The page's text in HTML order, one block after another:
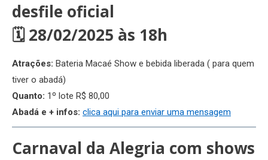
desfile oficial
🗓 28/02/2025 às 18h
Atrações: Bateria Macaé Show e bebida liberada ( para quem
tiver o abadá)
Quanto: 1º lote R$ 80,00
Abadá e + infos: clica aqui para enviar uma mensagem
Carnaval da Alegria com shows